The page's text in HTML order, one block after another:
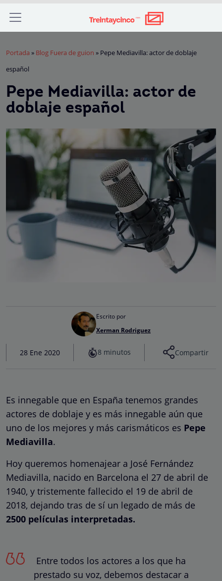
Portada » Blog Fuera de guion » Pepe Mediavilla: actor de doblaje
español
Pepe Mediavilla: actor de
doblaje español
Escrito por
Xerman Rodriguez
28 Ene 2020 8 minutos Compartir
Es innegable que en España tenemos grandes
actores de doblaje y es más innegable aún que
uno de los mejores y más carismáticos es Pepe
Mediavilla.
Hoy queremos homenajear a José Fernández
Mediavilla, nacido en Barcelona el 27 de abril de
1940, y tristemente fallecido el 19 de abril de
2018, dejando tras de sí un legado de más de
2500 películas interpretadas.
Entre todos los actores a los que ha
prestado su voz, debemos destacar a